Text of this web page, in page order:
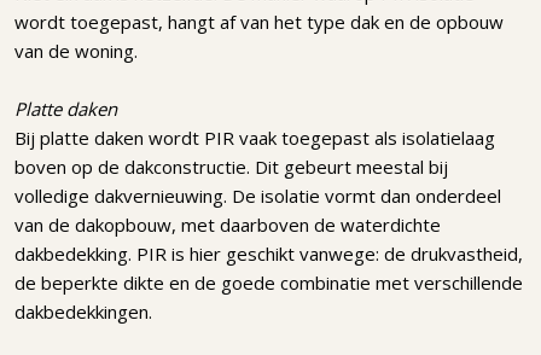
wordt toegepast, hangt af van het type dak en de opbouw
van de woning.
Platte daken
Bij platte daken wordt PIR vaak toegepast als isolatielaag
boven op de dakconstructie. Dit gebeurt meestal bij
volledige dakvernieuwing. De isolatie vormt dan onderdeel
van de dakopbouw, met daarboven de waterdichte
dakbedekking. PIR is hier geschikt vanwege: de drukvastheid,
de beperkte dikte en de goede combinatie met verschillende
dakbedekkingen.